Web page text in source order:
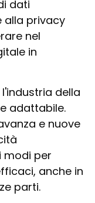
dati
alla privacy
nel
in
della
adattabile.
e nuove
per
anche in
parti.